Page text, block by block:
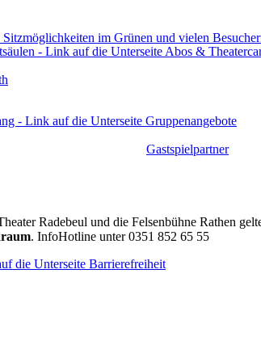
Gastspielpartner
Radebeul und die Felsenbühne Rathen
. InfoHotline unter 0351 852 65 55